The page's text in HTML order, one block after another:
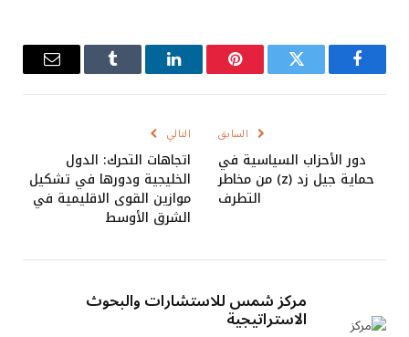
فيسبوك تويتر بينتيريستلينكدإن Tumblr
البريد
السابق
دور الأحزاب السياسية في
حماية جيل زد (z) من مخاطر
التطرف
التالي
اتجاهات التحرك: الدول
الخليجية ودورها في تشكيل
موازين القوى الاقليمية في
الشرق الأوسط
مركز شمس للاستشارات والبحوث
الاستراتيجية